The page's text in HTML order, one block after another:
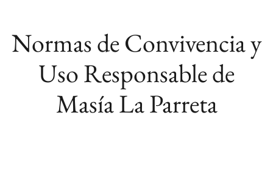
Normas de Convivencia y
Uso Responsable de
Masía La Parreta